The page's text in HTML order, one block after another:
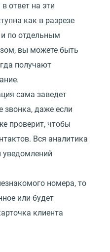
ответ на эти
как в разрезе
и по отдельным
вы можете быть
получают
сама заведет
звонка, даже если
проверит, чтобы
Вся аналитика
уведомлений
номера, то
или будет
клиента